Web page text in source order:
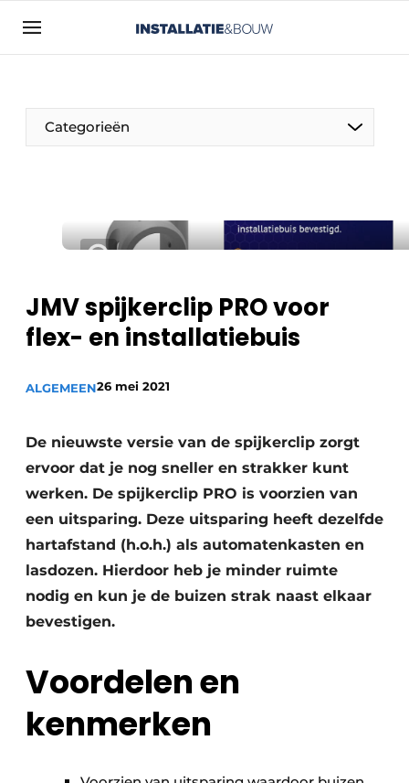
Aanmelden
Bedrijven
Contact
Installatie & Bouw | Platform over
Meest gelezen
Nieuwsbrief
Vacature aanmelden
Vacatures
Video’s
Categorieën
JMV spijkerclip PRO voor
flex- en installatiebuis
ALGEMEEN26 mei 2021
De nieuwste versie van de spijkerclip zorgt
ervoor dat je nog sneller en strakker kunt
werken. De spijkerclip PRO is voorzien van
een uitsparing. Deze uitsparing heeft dezelfde
hartafstand (h.o.h.) als automatenkasten en
lasdozen. Hierdoor heb je minder ruimte
nodig en kun je de buizen strak naast elkaar
bevestigen.
Voordelen en
kenmerken